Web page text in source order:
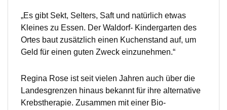
„Es gibt Sekt, Selters, Saft und natürlich etwas
Kleines zu Essen. Der Waldorf- Kindergarten des
Ortes baut zusätzlich einen Kuchenstand auf, um
Geld für einen guten Zweck einzunehmen.“
Regina Rose ist seit vielen Jahren auch über die
Landesgrenzen hinaus bekannt für ihre alternative
Krebstherapie. Zusammen mit einer Bio-